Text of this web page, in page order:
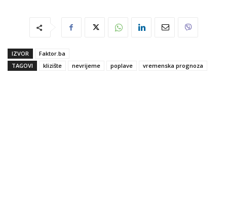
IZVOR
Faktor.ba
TAGOVI
klizište nevrijeme poplave vremenska prognoza